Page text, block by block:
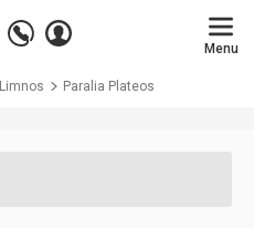
Zadzwoń
+48 71 771 76 55
Zaloguj
Menu
Limnos Paralia Plateos